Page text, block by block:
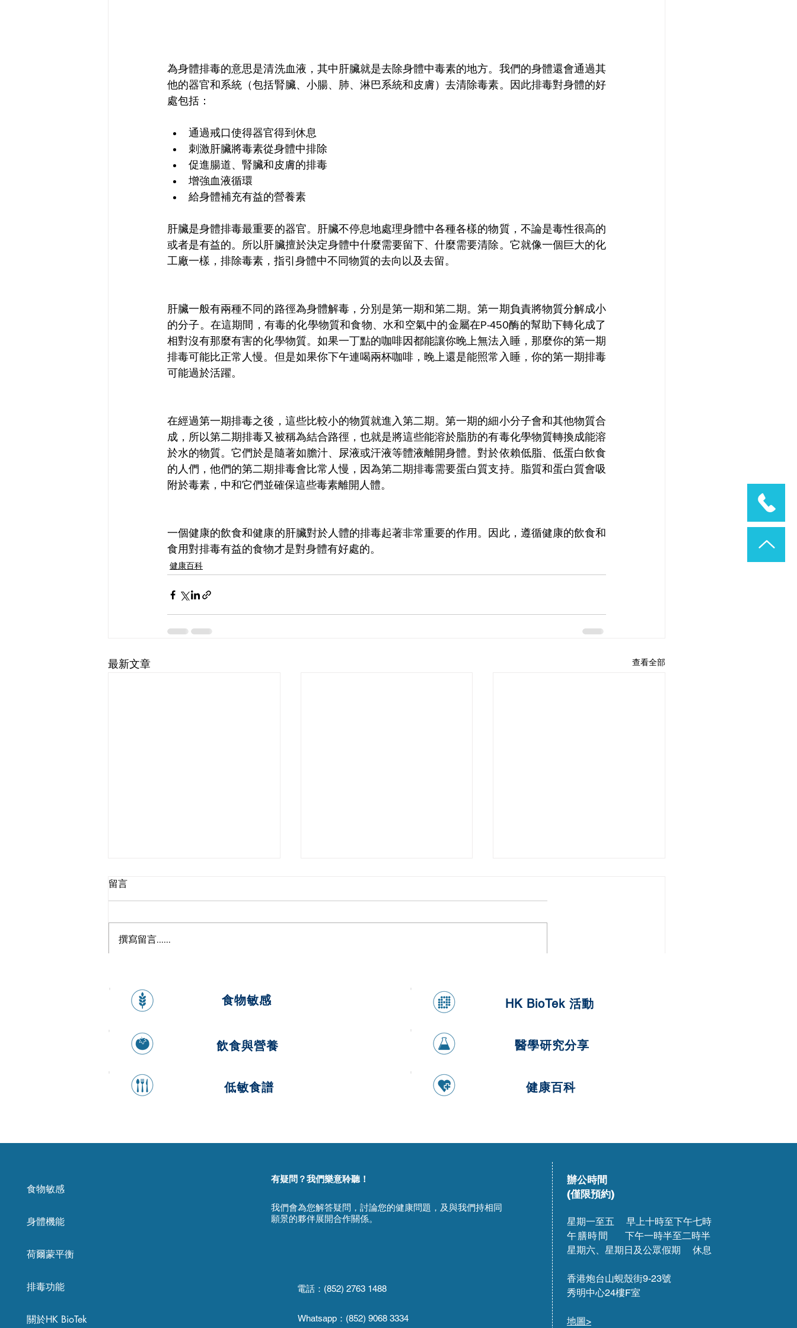
為身體排毒的意思是清洗血液，其中肝臟就是去除身體中毒素的地方。我們的身體還會通過其
他的器官和系統（包括腎臟、小腸、肺、淋巴系統和皮膚）去清除毒素。因此排毒對身體的好
處包括：
通過戒口使得器官得到休息
刺激肝臟將毒素從身體中排除
促進腸道、腎臟和皮膚的排毒
增強血液循環
給身體補充有益的營養素
肝臟是身體排毒最重要的器官。肝臟不停息地處理身體中各種各樣的物質，不論是毒性很高的
或者是有益的。所以肝臟擅於決定身體中什麼需要留下、什麼需要清除。它就像一個巨大的化
工廠一樣，排除毒素，指引身體中不同物質的去向以及去留。
肝臟一般有兩種不同的路徑為身體解毒，分別是第一期和第二期。第一期負責將物質分解成小
的分子。在這期間，有毒的化學物質和食物、水和空氣中​​的金屬在P-450酶的幫助下轉化成了
相對沒有那麼有害的化學物質。如果一丁點的咖啡因都能讓你晚上無法入睡，那麼你的第一期
排毒可能比正常人慢。但是如果你下午連喝兩杯咖啡，晚上還是能照常入睡，你的第一期排毒
可能過於活躍。
在經過第一期排毒之後，這些比較小的物質就進入第二期。第一期的細小分子會和其他物質合
成，所以第二期排毒又被稱為結合路徑，也就是將這些能溶於脂肪的有毒化學物質轉換成能溶
於水的物質。它們於是隨著如膽汁、尿液或汗液等體液離開身體。對於依賴低脂、低蛋白飲食
的人們，他們的第二期排毒會比常人慢，因為第二期排毒需要蛋白質支持。脂質和蛋白質會吸
附於毒素，中和它們並確保這些毒素離開人體。
一個健康的飲食和健康的肝臟對於人體的排毒起著非常重要的作用。因此，遵循健康的飲食和
食用對排毒有益的食物才是對身體有好處的。
健康百科
最新文章 查看全部
留言
撰寫留言......
食物敏感
飲食與營養
低敏食譜
HK BioTek 活動
醫學研究分享
健康百科
食物敏感
身體機能
荷爾蒙平衡
排毒功能
關於HK BioTek
有疑問？我們樂意聆聽！
我們會為您解答疑問，討論您的健康問題，及與我們持相同
願景的夥伴展開合作關係。
電話：(852) 2763 1488
Whatsapp： (852) 9068 3334
辦公時間
(僅限預約)
星期一至五 早上十時至下午七時
午膳時間
下午一時半至二時半
星期六、星期日及公眾假期 休息
香港炮台山蜆殼街9-23號
秀明中心24樓F室
地圖>